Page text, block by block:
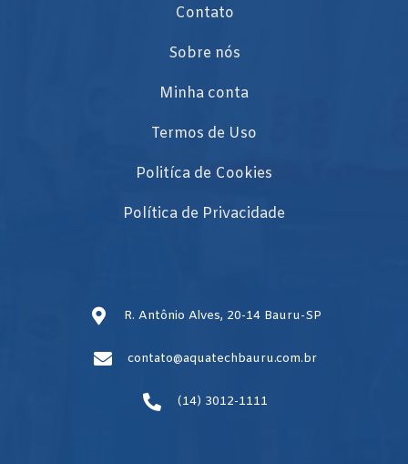
Contato
Sobre nós
Minha conta
Termos de Uso
Politíca de Cookies
Política de Privacidade
R. Antônio Alves, 20-14 Bauru-SP
contato@aquatechbauru.com.br
(14) 3012-1111